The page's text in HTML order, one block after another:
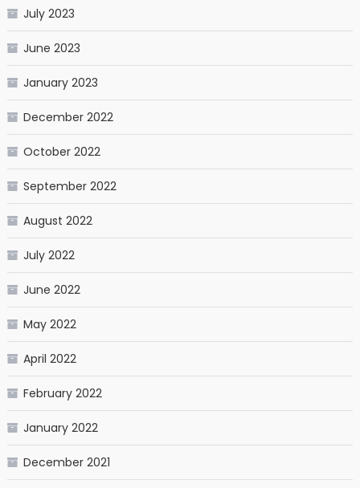
July 2023
June 2023
January 2023
December 2022
October 2022
September 2022
August 2022
July 2022
June 2022
May 2022
April 2022
February 2022
January 2022
December 2021